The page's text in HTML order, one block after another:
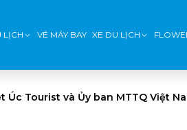
LỊCH VÉ MÁY BAY XE DU LỊCH
Tourist và Ủy ban MTTQ Việt